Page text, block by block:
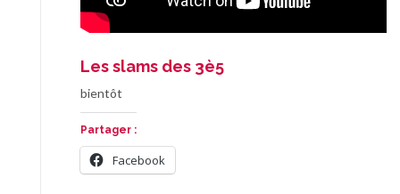
Les slams des 3è5
bientôt
Partager :
Facebook